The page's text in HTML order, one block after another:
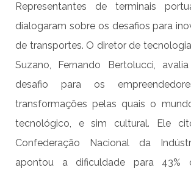
Representantes de terminais
dialogaram sobre os desafios para
de transportes. O diretor de
Suzano, Fernando Bertolucci,
desafio para os
transformações pelas quais o
tecnológico, e sim cultural. Ele
Confederação Nacional da
apontou a dificuldade para 43%